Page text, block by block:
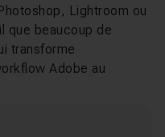
Lightroom ou
que beaucoup de
transforme
Adobe au